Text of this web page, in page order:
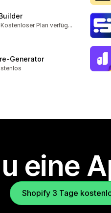
insgesamt Kostenloser Plan verfügbar
insgesamt
eine
Shopify 3 Tage